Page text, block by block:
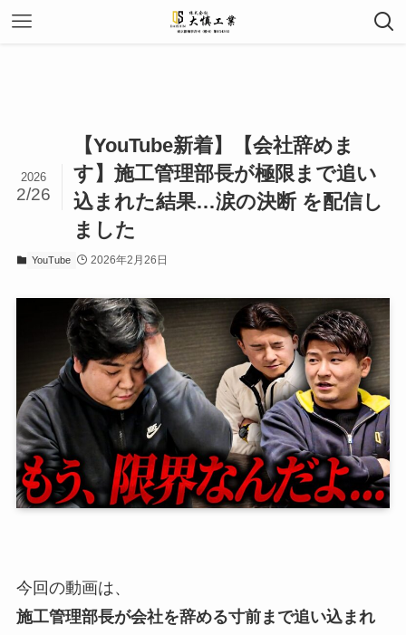
【YouTube新着】【会社辞めま
す】施工管理部長が極限まで追い
込まれた結果…涙の決断 を配信し
ました
2026
2/26
YouTube 2026年2月26日
今回の動画は、
施工管理部長が会社を辞める寸前まで追い込まれ